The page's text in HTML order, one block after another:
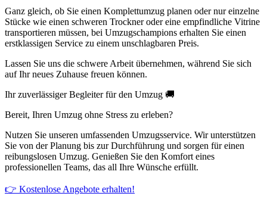
Ganz gleich, ob Sie einen Komplettumzug planen oder nur einzelne
Stücke wie einen schweren Trockner oder eine empfindliche Vitrine
transportieren müssen, bei Umzugschampions erhalten Sie einen
erstklassigen Service zu einem unschlagbaren Preis.
Lassen Sie uns die schwere Arbeit übernehmen, während Sie sich
auf Ihr neues Zuhause freuen können.
Ihr zuverlässiger Begleiter für den Umzug 🚚
Bereit, Ihren Umzug ohne Stress zu erleben?
Nutzen Sie unseren umfassenden Umzugsservice. Wir unterstützen
Sie von der Planung bis zur Durchführung und sorgen für einen
reibungslosen Umzug. Genießen Sie den Komfort eines
professionellen Teams, das all Ihre Wünsche erfüllt.
👉 Kostenlose Angebote erhalten!